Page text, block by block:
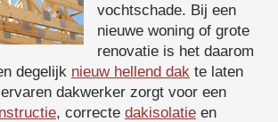
vochtschade. Bij een
nieuwe woning of grote
renovatie is het daarom
degelijk nieuw hellend dak te laten
dakwerker zorgt voor een
, correcte dakisolatie en